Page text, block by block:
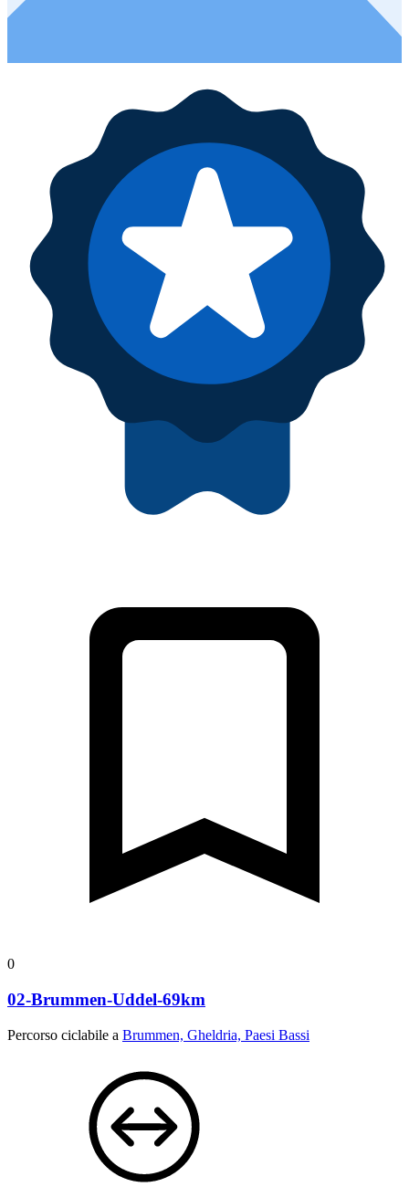
0
02-Brummen-Uddel-69km
Percorso ciclabile a Brummen, Gheldria, Paesi Bassi